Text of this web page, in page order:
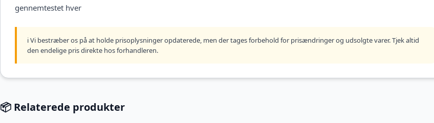
gennemtestet hver
ℹ️ Vi bestræber os på at holde prisoplysninger opdaterede, men der tages forbehold for prisændringer og udsolgte varer. Tjek altid
den endelige pris direkte hos forhandleren.
📦 Relaterede produkter